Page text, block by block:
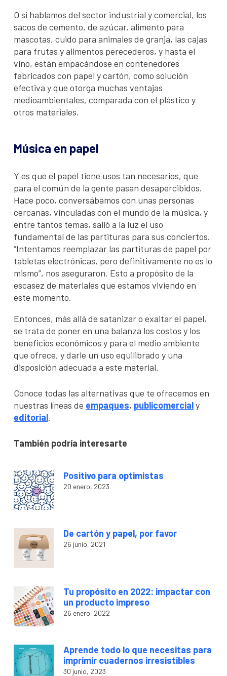
O si hablamos del sector industrial y comercial, los
sacos de cemento, de azúcar, alimento para
mascotas, cuido para animales de granja, las cajas
para frutas y alimentos perecederos, y hasta el
vino, están empacándose en contenedores
fabricados con papel y cartón, como solución
efectiva y que otorga muchas ventajas
medioambientales, comparada con el plástico y
otros materiales.
Música en papel
Y es que el papel tiene usos tan necesarios, que
para el común de la gente pasan desapercibidos.
Hace poco, conversábamos con unas personas
cercanas, vinculadas con el mundo de la música, y
entre tantos temas, salió a la luz el uso
fundamental de las partituras para sus conciertos.
“Intentamos reemplazar las partituras de papel por
tabletas electrónicas, pero definitivamente no es lo
mismo”, nos aseguraron. Esto a propósito de la
escasez de materiales que estamos viviendo en
este momento.
Entonces, más allá de satanizar o exaltar el papel,
se trata de poner en una balanza los costos y los
beneficios económicos y para el medio ambiente
que ofrece, y darle un uso equilibrado y una
disposición adecuada a este material.
Conoce todas las alternativas que te ofrecemos en
nuestras líneas de empaques, publicomercialy
editorial.
También podría interesarte
Positivo para optimistas
20 enero, 2023
De cartón y papel, por favor
26 junio, 2021
Tu propósito en 2022: impactar con
un producto impreso
26 enero, 2022
Aprende todo lo que necesitas para
imprimir cuadernos irresistibles
30 junio, 2023